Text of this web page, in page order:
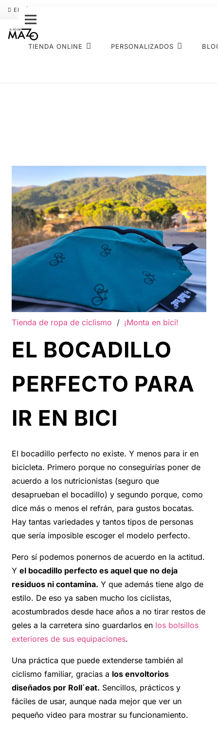
ENVÍO GRATIS
TIENDA ONLINE PERSONALIZADOS
Tienda de ropa de ciclismo / ¡Monta en bici!
EL BOCADILLO
PERFECTO PARA
IR EN BICI
El bocadillo perfecto no existe. Y menos para ir en
bicicleta. Primero porque no conseguirías poner de
acuerdo a los nutricionistas (seguro que
desaprueban el bocadillo) y segundo porque, como
dice más o menos el refrán, para gustos bocatas.
Hay tantas variedades y tantos tipos de personas
que sería imposible escoger el modelo perfecto.
Pero sí podemos ponernos de acuerdo en la actitud.
Y el bocadillo perfecto es aquel que no deja
residuos ni contamina. Y que además tiene algo de
estilo. De eso ya saben mucho los ciclistas,
acostumbrados desde hace años a no tirar restos de
geles a la carretera sino guardarlos en los bolsillos
exteriores de sus equipaciones.
Una práctica que puede extenderse también al
ciclismo familiar, gracias a los envoltorios
diseñados por Roll´eat. Sencillos, prácticos y
fáciles de usar, aunque nada mejor que ver un
pequeño video para mostrar su funcionamiento.